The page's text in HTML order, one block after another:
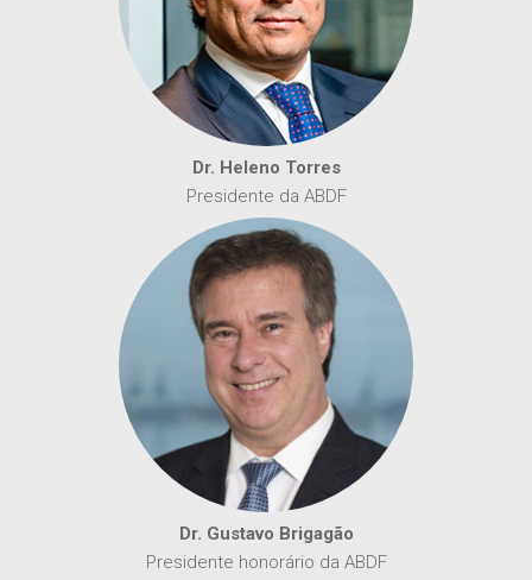
Dr. Heleno Torres
Presidente da ABDF
Dr. Gustavo Brigagão
Presidente honorário da ABDF